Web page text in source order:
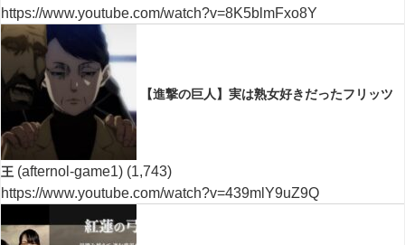
https://www.youtube.com/watch?v=8K5blmFxo8Y
【進撃の巨人】実は熟女好きだったフリッツ
王 (afternol-game1) (1,743)
https://www.youtube.com/watch?v=439mlY9uZ9Q